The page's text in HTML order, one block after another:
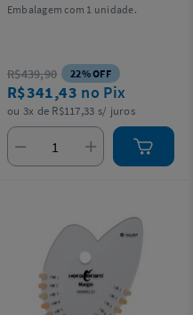
Embalagem com 1 unidade.
R$439,90 22% OFF
R$341,43 no Pix
ou 3x de R$117,33 s/ juros